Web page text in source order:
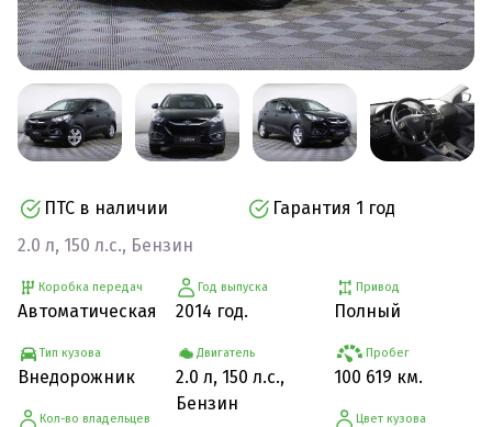
ПТС в наличии
Гарантия 1 год
2.0 л, 150 л.с., Бензин
Коробка передач
Автоматическая
Тип кузова
Внедорожник
Кол-во владельцев
Год выпуска
2014 год.
Двигатель
2.0 л, 150 л.с.,
Бензин
Привод
Полный
Пробег
100 619 км.
Цвет кузова